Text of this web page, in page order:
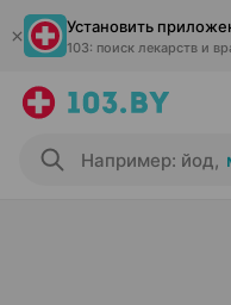
Установить
103: поиск лекарств и
Например: йод,